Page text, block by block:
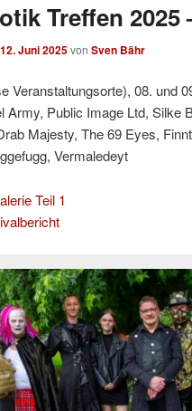
Treffen 2025
12. Juni 2025von Sven Bähr
Veranstaltungsorte), 08. und
Army, Public Image Ltd, Silke
Majesty, The 69 Eyes,
Vermaledeyt
Teil 1